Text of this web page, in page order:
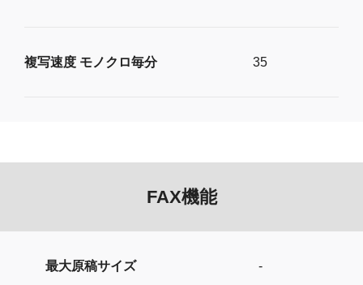
複写速度 モノクロ毎分 35
FAX機能
最大原稿サイズ -